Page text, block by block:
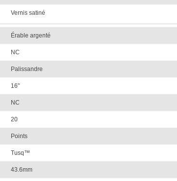
Vernis satiné
Érable argenté
NC
Palissandre
16"
NC
20
Points
Tusq™
43.6mm